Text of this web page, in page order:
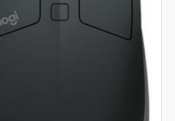
Apple, детские товары,
при переходе по ссылке